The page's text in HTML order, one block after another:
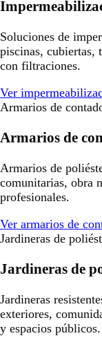
Soluciones de
piscinas, cubiertas,
con filtraciones.
Ver
Armarios de
Armarios de
Armarios de
comunitarias, obra
profesionales.
Ver armarios de
Jardineras de
Jardineras de
Jardineras
exteriores,
y espacios públicos.